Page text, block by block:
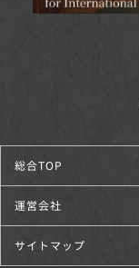
総合TOP
運営会社
サイトマップ